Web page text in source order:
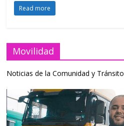
Read more
Movilidad
Noticias de la Comunidad y Tránsito